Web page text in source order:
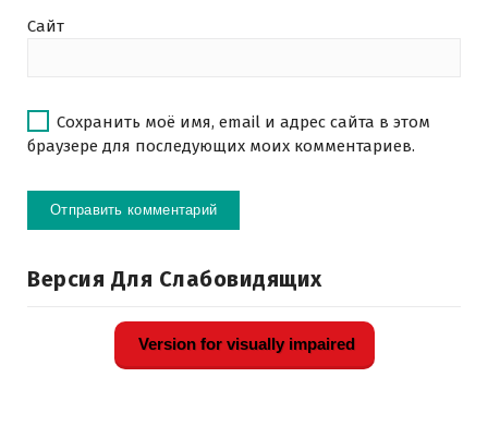
Сайт
Сохранить моё имя, email и адрес сайта в этом
браузере для последующих моих комментариев.
Версия Для Слабовидящих
Version for visually impaired